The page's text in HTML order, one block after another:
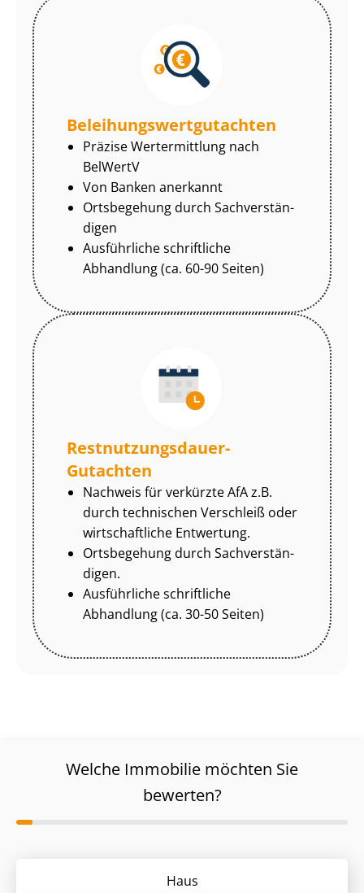
Be­lei­hungs­wert­gut­ach­ten
Präzise Wertermittlung nach
BelWertV
Von Banken anerkannt
Ortsbegehung durch Sach­ver­stän­
di­gen
Ausführliche schriftliche
Abhandlung (ca. 60-90 Seiten)
Rest­nut­zungs­dau­er-
Gutachten
Nachweis für verkürzte AfA z.B.
durch technischen Verschleiß oder
wirtschaftliche Entwertung.
Ortsbegehung durch Sach­ver­stän­
di­gen.
Ausführliche schriftliche
Abhandlung (ca. 30-50 Seiten)
Welche Immobilie möchten Sie
bewerten?
Haus